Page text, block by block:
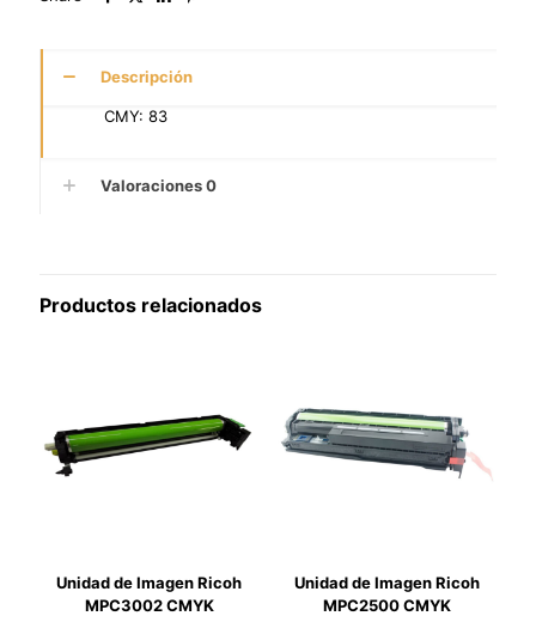
Descripción
CMY: 83
Valoraciones0
Productos relacionados
Unidad de Imagen Ricoh
MPC3002 CMYK
Unidad de Imagen Ricoh
MPC2500 CMYK